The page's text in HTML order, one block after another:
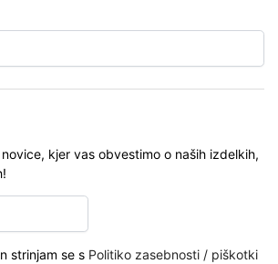
kjer vas obvestimo o naših izdelkih,
strinjam se s Politiko zasebnosti / piškotki